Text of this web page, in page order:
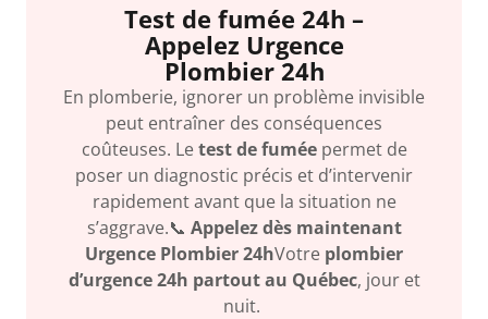
Test de fumée 24h –
Appelez Urgence
Plombier 24h
En plomberie, ignorer un problème invisible
peut entraîner des conséquences
coûteuses. Letest de fuméepermet de
poser un diagnostic précis et d’intervenir
rapidement avant que la situation ne
s’aggrave.📞 Appelez dès maintenant
Urgence Plombier 24hVotre plombier
d’urgence 24h partout au Québec, jour et
nuit.